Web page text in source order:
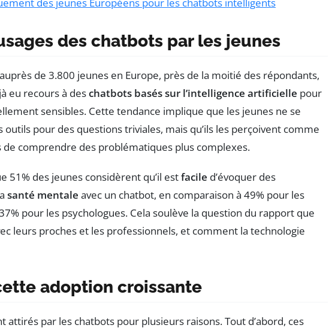
des chatbots par les jeunes
de 3.800 jeunes en Europe, près de la moitié des répondants,
eu recours à deschatbots basés sur l’intelligence artificielle pour
sensibles. Cette tendance implique que les jeunes ne se
outils pour des questions triviales, mais qu’ils les perçoivent comme
comprendre des problématiques plus complexes.
51% des jeunes considèrent qu’il estfacile d’évoquer des
santé mentale avec un chatbot, en comparaison à 49% pour les
pour les psychologues. Cela soulève la question du rapport que
leurs proches et les professionnels, et comment la technologie
adoption croissante
attirés par les chatbots pour plusieurs raisons. Tout d’abord, ces